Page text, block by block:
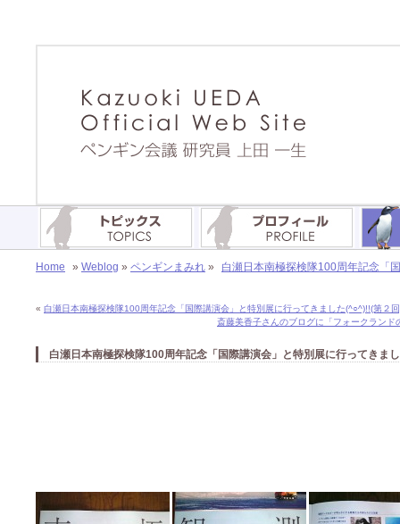
Home » Weblog » ペンギンまみれ » 白瀬日本南極探検隊100周年記念「
« 白瀬日本南極探検隊100周年記念「国際講演会」と特別展に行ってきました(^○^)!!(第２
斎藤美香子さんのブログに「フォークラン
白瀬日本南極探検隊100周年記念「国際講演会」と特別展に行ってきま